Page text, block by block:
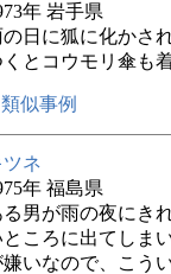
年 岩手県
の日に狐に化かさ
とコウモリ傘も
類似事例
ツネ
年 福島県
る男が雨の夜にき
ところに出てしま
嫌いなので、こう